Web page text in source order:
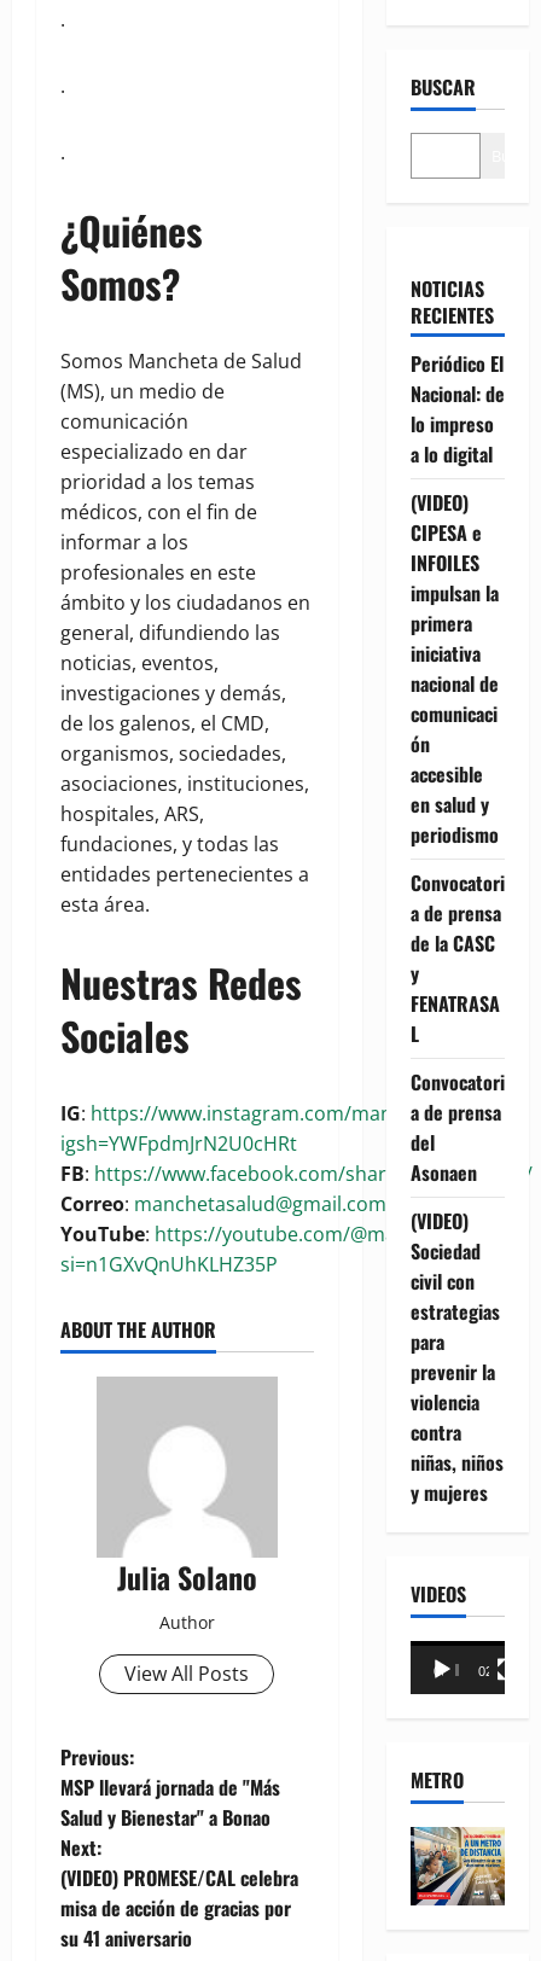
.
.
.
¿Quiénes
Somos?
Somos Mancheta de Salud
(MS), un medio de
comunicación
especializado en dar
prioridad a los temas
médicos, con el fin de
informar a los
profesionales en este
ámbito y los ciudadanos en
general, difundiendo las
noticias, eventos,
investigaciones y demás,
de los galenos, el CMD,
organismos, sociedades,
asociaciones, instituciones,
hospitales, ARS,
fundaciones, y todas las
entidades pertenecientes a
esta área.
Nuestras Redes
Sociales
IG: https://www.instagram.com/manchetasalud?
igsh=YWFpdmJrN2U0cHRt
FB: https://www.facebook.com/share/1BoaKRywuG/
Correo: manchetasalud@gmail.com
YouTube: https://youtube.com/@manchetasalud?
si=n1GXvQnUhKLHZ35P
ABOUT THE AUTHOR
Julia Solano
Author
View All Posts
P
o
s
t
Previous:
MSP llevará jornada de "Más
Salud y Bienestar" a Bonao
Next:
(VIDEO) PROMESE/CAL celebra
misa de acción de gracias por
su 41 aniversario
BUSCAR
NOTICIAS
RECIENTES
Periódico El
Nacional: de
lo impreso
a lo digital
(VIDEO)
CIPESA e
INFOILES
impulsan la
primera
iniciativa
nacional de
comunicaci
ón
accesible
en salud y
periodismo
Convocatori
a de prensa
de la CASC
y
FENATRASA
L
Convocatori
a de prensa
del
Asonaen
(VIDEO)
Sociedad
civil con
estrategias
para
prevenir la
violencia
contra
niñas, niños
y mujeres
VIDEOS
Reproductor
00:00 02:18
METRO